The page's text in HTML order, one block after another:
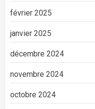
février 2025
janvier 2025
décembre 2024
novembre 2024
octobre 2024